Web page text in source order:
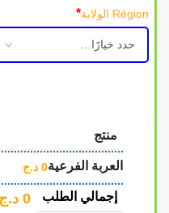
Région الولاية *
منتج
العربة الفرعية0 د.ج
إجمالي الطلب 0 د.ج